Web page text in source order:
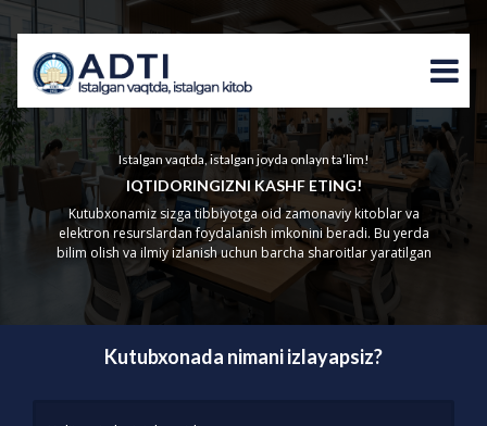
Istalgan vaqtda, istalgan joyda onlayn ta’lim!
IQTIDORINGIZNI KASHF ETING!
Kutubxonamiz sizga tibbiyotga oid zamonaviy kitoblar va
elektron resurslardan foydalanish imkonini beradi. Bu yerda
bilim olish va ilmiy izlanish uchun barcha sharoitlar yaratilgan
Kutubxonada nimani izlayapsiz?